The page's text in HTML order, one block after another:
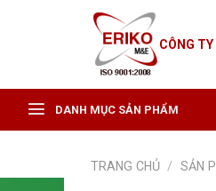
CÔNG
DANH MỤC SẢN PHẨM
TRANG CHỦ / SẢN